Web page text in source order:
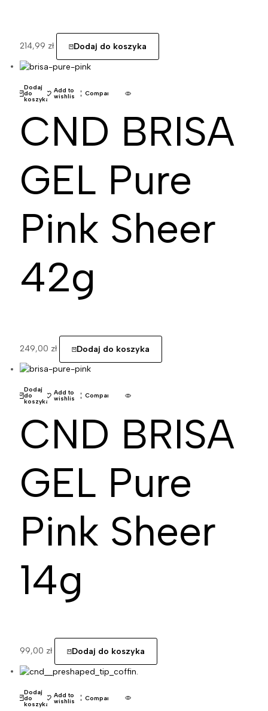
214,99 zł Dodaj do koszyka
Dodaj
do
koszyka
Add to
wishlist Compare
CND BRISA
GEL Pure
Pink Sheer
42g
249,00 zł Dodaj do koszyka
Dodaj
do
koszyka
Add to
wishlist Compare
CND BRISA
GEL Pure
Pink Sheer
14g
99,00 zł Dodaj do koszyka
Dodaj
do
koszyka
Add to
wishlist Compare